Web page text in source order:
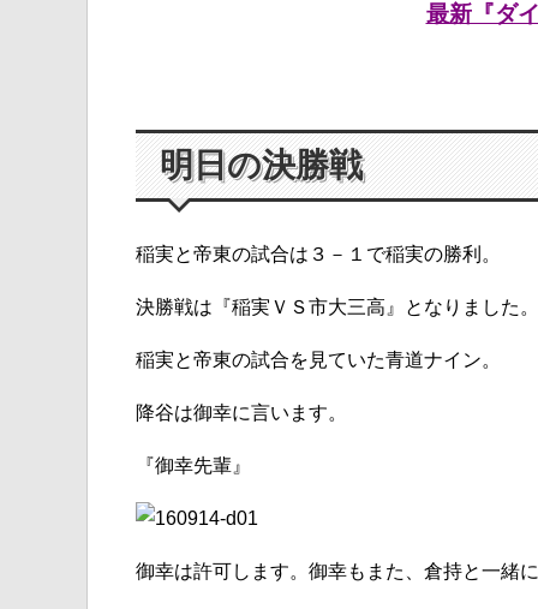
最新『ダ
明日の決勝戦
稲実と帝東の試合は３－１で稲実の勝利。
決勝戦は『稲実ＶＳ市大三高』となりました。
稲実と帝東の試合を見ていた青道ナイン。
降谷は御幸に言います。
『御幸先輩』
御幸は許可します。御幸もまた、倉持と一緒